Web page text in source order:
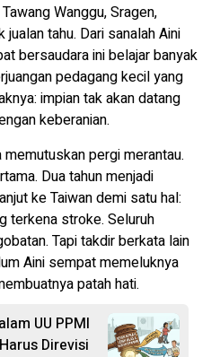
Wanggu, Sragen,
tahu. Dari sanalah Aini
bersaudara ini belajar banyak
pedagang kecil yang
impian tak akan datang
keberanian.
pergi merantau.
Dua tahun menjadi
ke Taiwan demi satu hal:
terkena stroke. Seluruh
Tapi takdir berkata lain
Aini sempat memeluknya
patah hati.
UU PPMI
Direvisi